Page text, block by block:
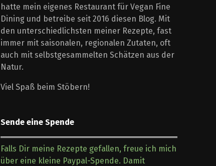
hatte mein eigenes Restaurant für Vegan Fine
Dining und betreibe seit 2016 diesen Blog. Mit
den unterschiedlichsten meiner Rezepte, fast
immer mit saisonalen, regionalen Zutaten, oft
auch mit selbstgesammelten Schätzen aus der
Natur.
Viel Spaß beim Stöbern!
Sende eine Spende
Falls Dir meine Rezepte gefallen, freue ich mich
über eine kleine Paypal-Spende. Damit